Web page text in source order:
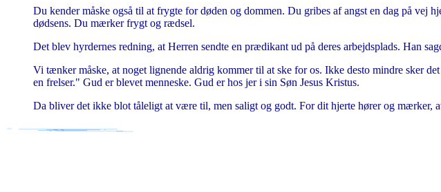
Du kender måske også til at frygte for døden og dommen. Du gribes af angst en dag på
dødsens. Du mærker frygt og rædsel.
Det blev hyrdernes redning, at Herren sendte en prædikant ud på deres arbejdsplads. Han
Vi tænker måske, at noget lignende aldrig kommer til at ske for os. Ikke desto mindre sker
en frelser." Gud er blevet menneske. Gud er hos jer i sin Søn Jesus Kristus.
Da bliver det ikke blot tåleligt at være til, men saligt og godt. For dit hjerte hører og mærker,